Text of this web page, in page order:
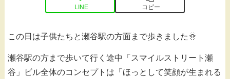
LINE コピー
この日は子供たちと瀬谷駅の方面まで歩きました🌞
瀬谷駅の方まで歩いて行く途中「スマイルストリート瀬
谷」ビル全体のコンセプトは「ほっとして笑顔が生まれる